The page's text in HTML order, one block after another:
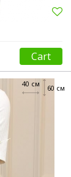
Cart
60 см
40 см